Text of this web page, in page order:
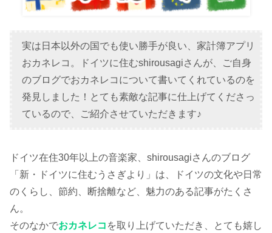
実は日本以外の国でも使い勝手が良い、家計簿アプリ
おカネレコ。ドイツに住むshirousagiさんが、ご自身
のブログでおカネレコについて書いてくれているのを
発見しました！とても素敵な記事に仕上げてくださっ
ているので、ご紹介させていただきます♪
ドイツ在住30年以上の音楽家、shirousagiさんのブログ
「新・ドイツに住むうさぎより」は、ドイツの文化や日常
のくらし、節約、断捨離など、魅力のある記事がたくさ
ん。
そのなかでおカネレコ を取り上げていただき、とても嬉し